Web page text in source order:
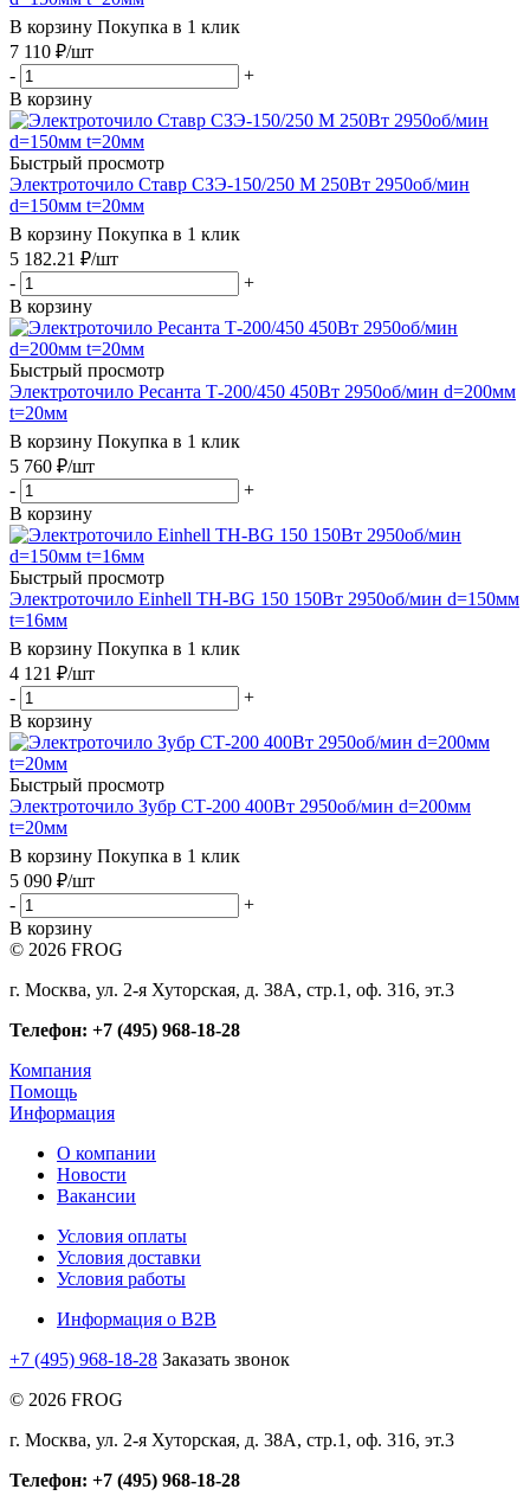
В корзину Покупка в 1 клик
7 110 ₽/шт
-
+
В корзину
Быстрый просмотр
Электроточило Ставр СЗЭ-150/250 М 250Вт 2950об/мин
d=150мм t=20мм
В корзину Покупка в 1 клик
5 182.21 ₽/шт
-
+
В корзину
Быстрый просмотр
Электроточило Ресанта Т-200/450 450Вт 2950об/мин d=200мм
t=20мм
В корзину Покупка в 1 клик
5 760 ₽/шт
-
+
В корзину
Быстрый просмотр
Электроточило Einhell TH-BG 150 150Вт 2950об/мин d=150мм
t=16мм
В корзину Покупка в 1 клик
4 121 ₽/шт
-
+
В корзину
Быстрый просмотр
Электроточило Зубр СТ-200 400Вт 2950об/мин d=200мм
t=20мм
В корзину Покупка в 1 клик
5 090 ₽/шт
-
+
В корзину
© 2026 FROG
г. Москва, ул. 2-я Хуторская, д. 38А, стр.1, оф. 316, эт.3
Телефон: +7 (495) 968-18-28
Компания
Помощь
Информация
О компании
Новости
Вакансии
Условия оплаты
Условия доставки
Условия работы
Информация о B2B
+7 (495) 968-18-28 Заказать звонок
© 2026 FROG
г. Москва, ул. 2-я Хуторская, д. 38А, стр.1, оф. 316, эт.3
Телефон: +7 (495) 968-18-28